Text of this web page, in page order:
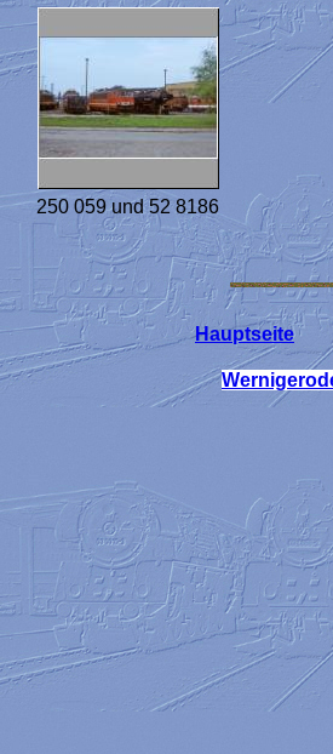
250 059 und 52 8186
Hauptseite